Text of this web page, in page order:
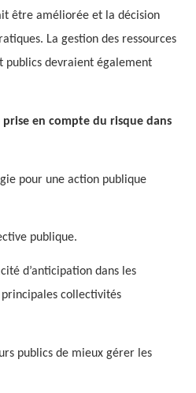
être améliorée et la décision
La gestion des ressources
publics devraient également
en compte du risque dans
pour une action publique
publique.
d’anticipation dans les
collectivités
publics de mieux gérer les